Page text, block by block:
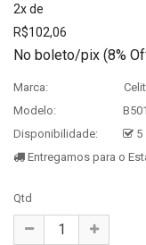
2x de
R$102,06
No boleto/pix (8%
Marca:
Modelo:
Disponibilidade:
5
Entregamos para o
Qtd